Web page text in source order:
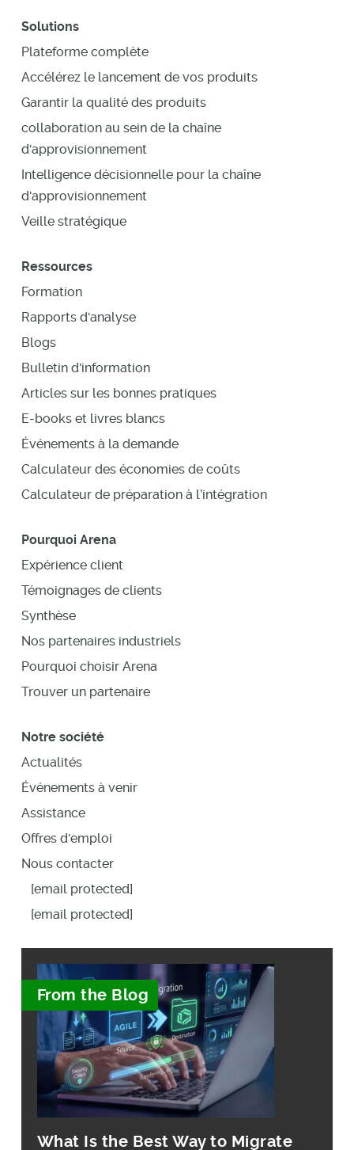
Solutions
Plateforme complète
Accélérez le lancement de vos produits
Garantir la qualité des produits
collaboration au sein de la chaîne
d'approvisionnement
Intelligence décisionnelle pour la chaîne
d'approvisionnement
Veille stratégique
Ressources
Formation
Rapports d'analyse
Blogs
Bulletin d'information
Articles sur les bonnes pratiques
E-books et livres blancs
Événements à la demande
Calculateur des économies de coûts
Calculateur de préparation à l’intégration
Pourquoi Arena
Expérience client
Témoignages de clients
Synthèse
Nos partenaires industriels
Pourquoi choisir Arena
Trouver un partenaire
Notre société
Actualités
Événements à venir
Assistance
Offres d'emploi
Nous contacter
[email protected]
[email protected]
From the Blog
What Is the Best Way to Migrate